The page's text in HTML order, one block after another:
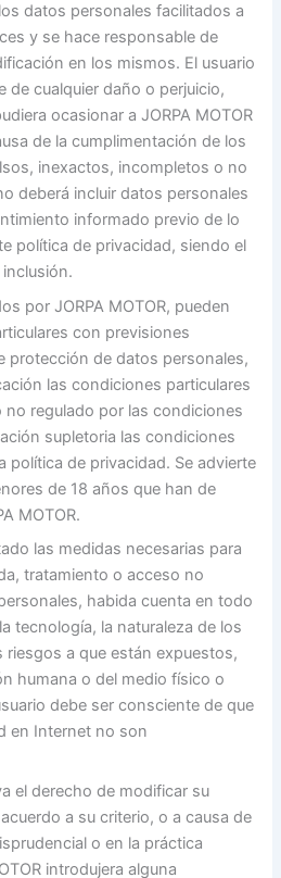
datos personales facilitados a
y se hace responsable de
en los mismos. El usuario
de cualquier daño o perjuicio,
ocasionar a JORPA MOTOR
de la cumplimentación de los
inexactos, incompletos o no
deberá incluir datos personales
informado previo de lo
política de privacidad, siendo el
por JORPA MOTOR, pueden
con previsiones
protección de datos personales,
las condiciones particulares
regulado por las condiciones
supletoria las condiciones
política de privacidad. Se advierte
de 18 años que han de
MOTOR.
las medidas necesarias para
tratamiento o acceso no
habida cuenta en todo
tecnología, la naturaleza de los
a que están expuestos,
humana o del medio físico o
debe ser consciente de que
en Internet no son
el derecho de modificar su
a su criterio, o a causa de
o en la práctica
introdujera alguna